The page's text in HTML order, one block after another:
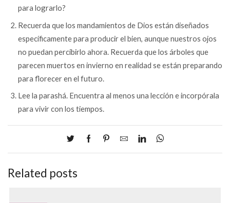
para lograrlo?
Recuerda que los mandamientos de Dios están diseñados
específicamente para producir el bien, aunque nuestros ojos
no puedan percibirlo ahora. Recuerda que los árboles que
parecen muertos en invierno en realidad se están preparando
para florecer en el futuro.
Lee la parashá. Encuentra al menos una lección e incorpórala
para vivir con los tiempos.
Related posts